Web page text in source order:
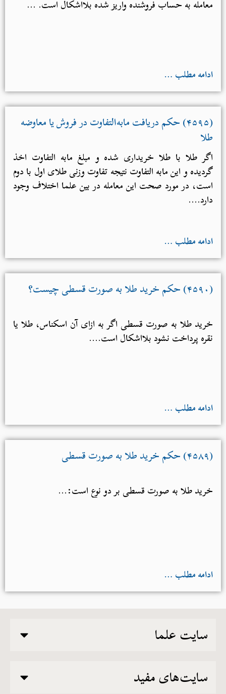
معامله به حساب فروشنده واریز شده بلااشکال است. ...
ادامه مطلب …
(۴۵۹۵) حکم دریافت مابه‌التفاوت در فروش یا معاوضه
طلا
اگر طلا با طلا خریداری شده و مبلغ مابه ­التفاوت اخذ
گردیده و این مابه ­التفاوت نتیجه تفاوت وزنی طلای اول با دوم
است، در مورد صحت این معامله در بین علما اختلاف وجود
دارد....
ادامه مطلب …
(۴۵۹۰) حکم خرید طلا به صورت قسطی چیست؟
خرید طلا به صورت قسطی اگر به ازای آن اسکناس، طلا یا
نقره پرداخت نشود بلااشکال است....
ادامه مطلب …
(۴۵۸۹) حکم خرید طلا به صورت قسطی
خرید طلا به صورت قسطی بر دو نوع است:...
ادامه مطلب …
سایت علما
سایت‌های مفید